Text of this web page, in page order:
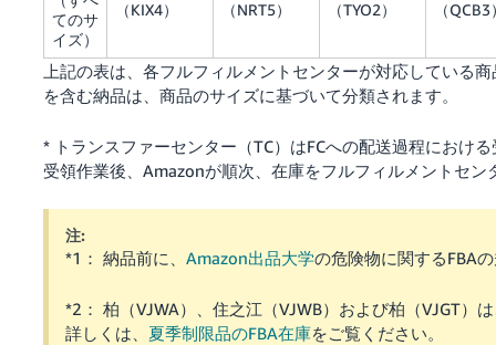
てのサ
イズ）
（KIX4） （NRT5） （TYO2） （QCB3
上記の表は、各フルフィルメントセンターが対応している
を含む納品は、商品のサイズに基づいて分類されます。
* トランスファーセンター（TC）はFCへの配送過程におけ
受領作業後、Amazonが順次、在庫をフルフィルメントセン
注:
*1： 納品前に、 Amazon出品大学の危険物に関するFBA
*2： 柏（VJWA）、住之江（VJWB）および柏（VJGT）
詳しくは、 夏季制限品のFBA在庫をご覧ください。